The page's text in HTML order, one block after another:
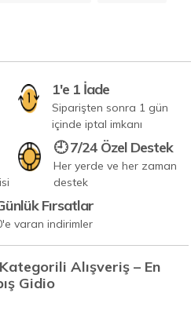
1'e 1 İade
Siparişten sonra 1 gün
içinde iptal imkanı
🕘 7/24 Özel Destek
Her yerde ve her zaman
destek
Fırsatlar
varan indirimler
Alışveriş – En
Gidio